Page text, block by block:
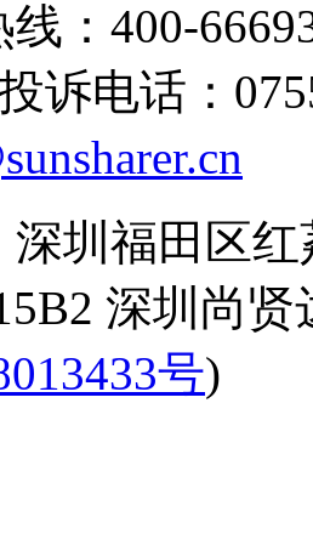
： 400-
诉电话：
深圳福田区
深圳尚
号)